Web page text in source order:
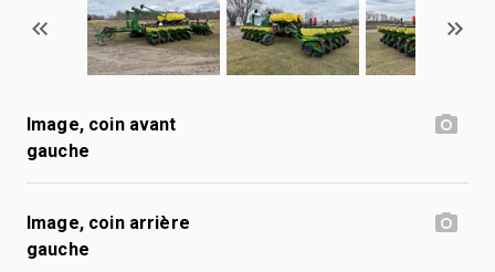
Image, coin avant
gauche
Image, coin arrière
gauche